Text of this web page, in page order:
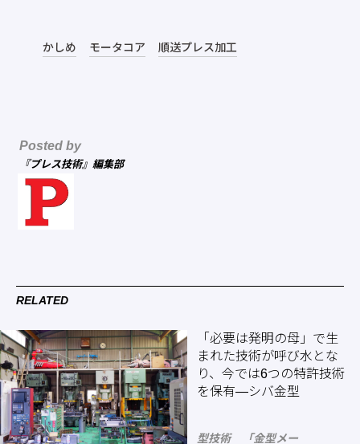
かしめ モータコア 順送プレス加工
Posted by
『プレス技術』編集部
RELATED
「必要は発明の母」で生
まれた技術が呼び水とな
り、今では6つの特許技術
を保有―シバ金型
型技術 「金型メー